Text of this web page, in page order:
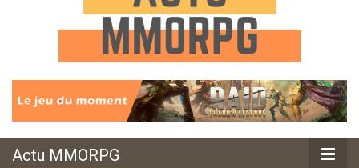
Actu
MMORPG
Actu MMORPG